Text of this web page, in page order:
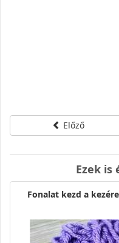
Előző
Ezek
Fonalat kezd a